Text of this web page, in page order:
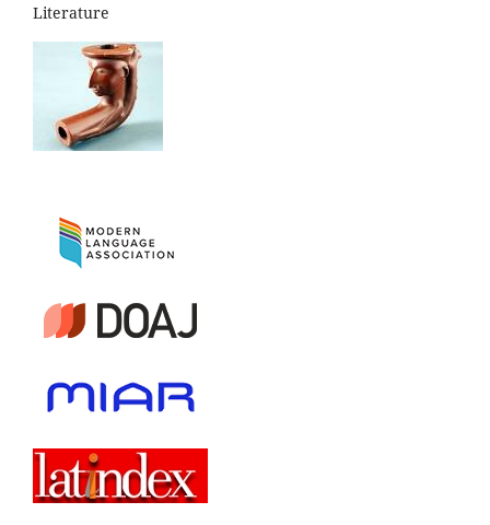
Literature